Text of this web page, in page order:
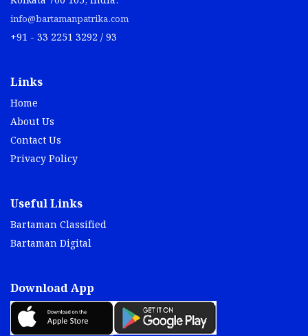
Home
Bartaman Classified
Social